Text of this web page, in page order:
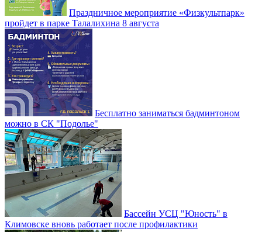
Праздничное мероприятие «Физкультпарк»
пройдет в парке Талалихина 8 августа
Бесплатно заниматься бадминтоном
можно в СК "Подолье"
Бассейн УСЦ "Юность" в
Климовске вновь работает после профилактики